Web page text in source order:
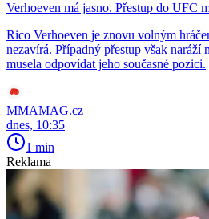
Verhoeven má jasno. Přestup do UFC
Rico Verhoeven je znovu volným
nezavírá. Případný přestup však naráží
musela odpovídat jeho současné pozici.
MMAMAG.cz
dnes, 10:35
1 min
Reklama